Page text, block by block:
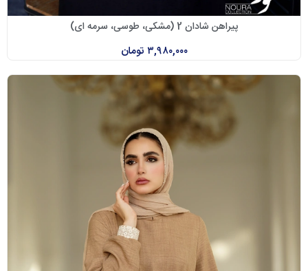
پیراهن شادان 2 (مشکی، طوسی، سرمه ای)
۳,۹۸۰,۰۰۰ تومان